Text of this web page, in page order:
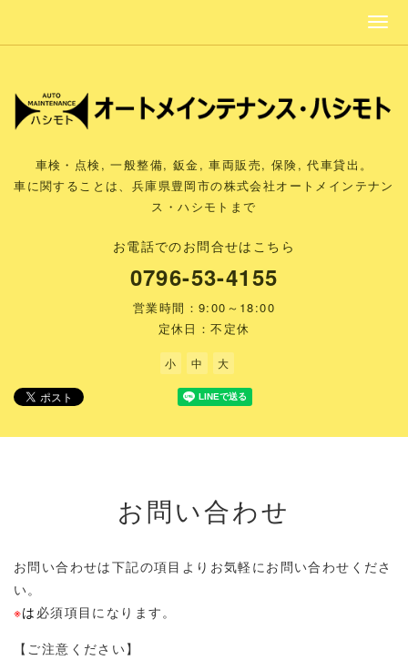
車検・点検, 一般整備, 鈑金, 車両販売, 保険, 代車貸出。
車に関することは、兵庫県豊岡市の株式会社オートメインテナン
ス・ハシモトまで
お電話でのお問合せはこちら
0796-53-4155
営業時間：9:00～18:00
定休日：不定休
小 中 大
お問い合わせ
お問い合わせは下記の項目よりお気軽にお問い合わせくださ
い。
※は 必須項目になります。
【ご注意ください】